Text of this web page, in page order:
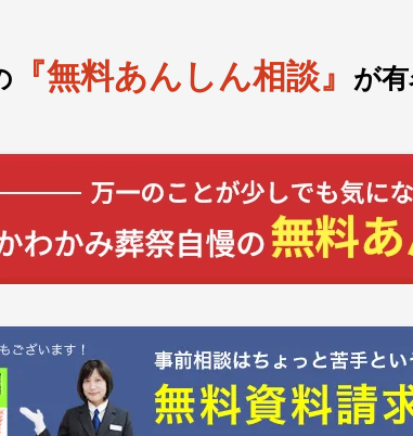
『無料あんしん相談』 が有